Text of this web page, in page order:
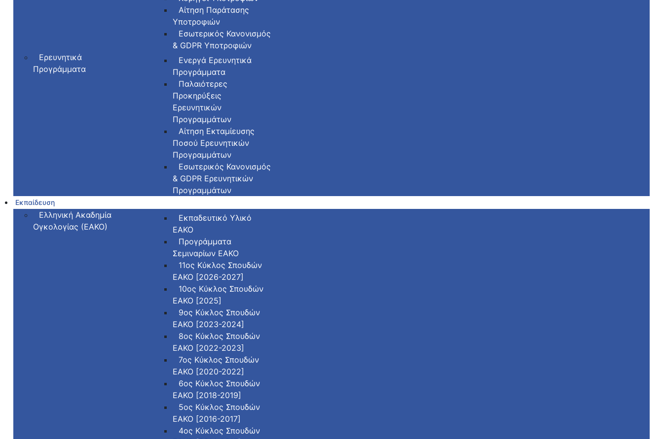
Αίτηση Παράτασης
Υποτροφιών
Εσωτερικός Κανονισμός
& GDPR Υποτροφιών
Ερευνητικά
Προγράμματα
Ενεργά Ερευνητικά
Προγράμματα
Παλαιότερες
Προκηρύξεις
Ερευνητικών
Προγραμμάτων
Αίτηση Εκταμίευσης
Ποσού Ερευνητικών
Προγραμμάτων
Εσωτερικός Κανονισμός
& GDPR Ερευνητικών
Προγραμμάτων
Εκπαίδευση
Ελληνική Ακαδημία
Ογκολογίας (ΕΑΚΟ)
Εκπαδευτικό Υλικό
ΕΑΚΟ
Προγράμματα
Σεμιναρίων ΕΑΚΟ
11ος Κύκλος Σπουδών
ΕΑΚΟ [2026-2027]
10ος Κύκλος Σπουδών
ΕΑΚΟ [2025]
9ος Κύκλος Σπουδών
ΕΑΚΟ [2023-2024]
8ος Κύκλος Σπουδών
ΕΑΚΟ [2022-2023]
7ος Κύκλος Σπουδών
ΕΑΚΟ [2020-2022]
6ος Κύκλος Σπουδών
ΕΑΚΟ [2018-2019]
5ος Κύκλος Σπουδών
ΕΑΚΟ [2016-2017]
4ος Κύκλος Σπουδών